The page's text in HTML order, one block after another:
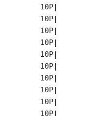
10P|
10P|
10P|
10P|
10P|
10P|
10P|
10P|
10P|
10P|